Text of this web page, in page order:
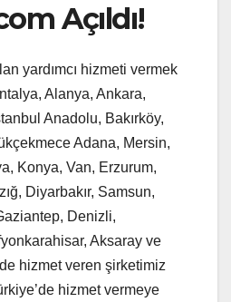
Açıldı!
yardımcı hizmeti vermek
Alanya, Ankara,
Anadolu, Bakırköy,
Adana, Mersin,
Konya, Van, Erzurum,
Diyarbakır, Samsun,
Denizli,
Aksaray ve
hizmet veren şirketimiz
hizmet vermeye